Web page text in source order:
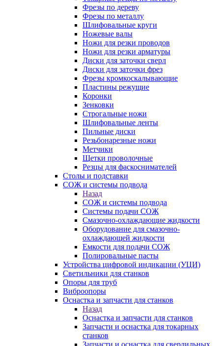
Фрезы по дереву
Фрезы по металлу
Шлифовальные круги
Ножевые валы
Ножи для резки проводов
Ножи для резки арматуры
Диски для заточки сверл
Диски для заточки фрез
Фрезы кромкоскалывающие
Пластины режущие
Коронки
Зенковки
Строгальные ножи
Шлифовальные ленты
Пильные диски
Резьбонарезные ножи
Метчики
Щетки проволочные
Резцы для фаскоснимателей
Столы и подставки
СОЖ и системы подвода
Назад
СОЖ и системы подвода
Системы подачи СОЖ
Смазочно-охлаждающие жидкости
Оборудование для смазочно-
охлаждающей жидкости
Емкости для подачи СОЖ
Полировальные пасты
Устройства цифровой индикации (УЦИ)
Светильники для станков
Опоры для труб
Виброопоры
Оснастка и запчасти для станков
Назад
Оснастка и запчасти для станков
Запчасти и оснастка для токарных
станков
Запчасти и оснастка для сверлильных